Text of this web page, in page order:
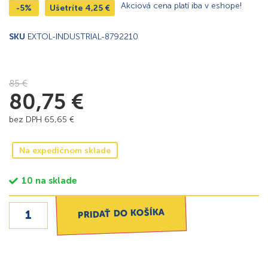
-5% Ušetríte 4,25 € Akciová cena platí iba v eshope!
SKU EXTOL-INDUSTRIAL-8792210
85€
80,75 €
bez DPH 65,65 €
Na expedičnom sklade
10 na sklade
PRIDAŤ DO KOŠÍKA